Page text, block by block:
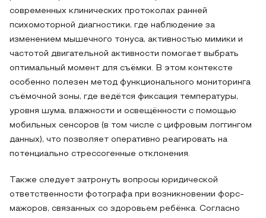
современных клинических протоколах ранней
психомоторной диагностики, где наблюдение за
изменением мышечного тонуса, активностью мимики и
частотой двигательной активности помогает выбрать
оптимальный момент для съёмки. В этом контексте
особенно полезен метод функционального мониторинга
съёмочной зоны, где ведётся фиксация температуры,
уровня шума, влажности и освещённости с помощью
мобильных сенсоров (в том числе с цифровым логгингом
данных), что позволяет оперативно реагировать на
потенциально стрессогенные отклонения.
Также следует затронуть вопросы юридической
ответственности фотографа при возникновении форс-
мажоров, связанных со здоровьем ребёнка. Согласно